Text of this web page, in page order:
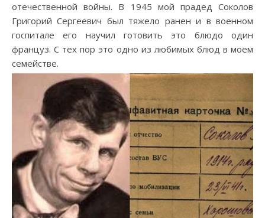
отечественной войны. В 1945 мой прадед Соколов
Григорий Сергеевич был тяжело ранен и в военном
госпитале его научил готовить это блюдо один
француз. С тех пор это одно из любимых блюд в моем
семействе.